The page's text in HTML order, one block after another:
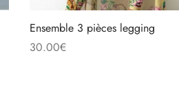
Ensemble 3 pièces legging
30.00€